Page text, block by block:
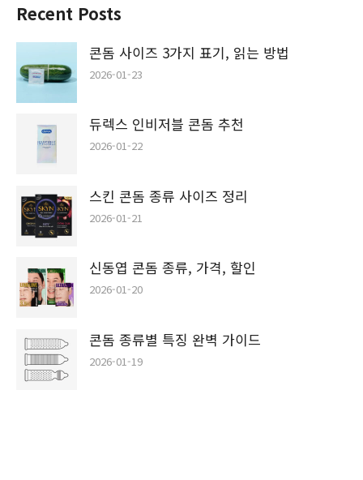
Recent Posts
콘돔 사이즈 3가지 표기, 읽는 방법
2026-01-23
듀렉스 인비저블 콘돔 추천
2026-01-22
스킨 콘돔 종류 사이즈 정리
2026-01-21
신동엽 콘돔 종류, 가격, 할인
2026-01-20
콘돔 종류별 특징 완벽 가이드
2026-01-19